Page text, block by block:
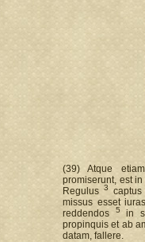
(39) Atque
promiserunt, est
Regulus 3
missus esset
reddendos
5
in
propinquis et ab
datam, fallere.